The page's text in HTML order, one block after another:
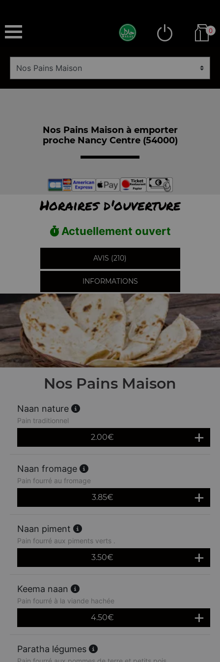
0
Nos Pains Maison à emporter
proche Nancy Centre (54000)
Horaires d'ouverture
Actuellement ouvert
AVIS (210)
INFORMATIONS
Nos Pains Maison
Naan nature
Pain traditionnel
2.00€
Naan fromage
Pain fourré au fromage
3.85€
Naan piment
Pain fourré aux piments verts .
3.50€
Keema naan
Pain fourré à la viande hachée
4.50€
Paratha légumes